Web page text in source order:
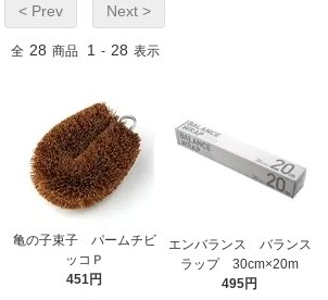
< Prev Next >
全 28 商品 1 - 28 表示
亀の子束子 パームチビ
ッコＰ
451円
エンバランス バランス
ラップ 30cm×20m
495円